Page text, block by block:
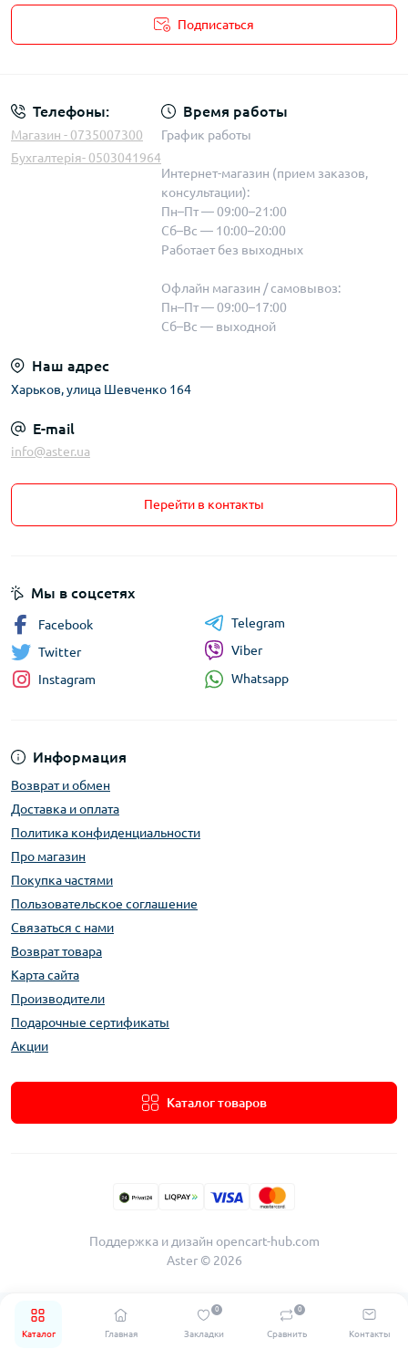
Каталог Главная Закладки
0
Сравнить
0
Контакты
Подписаться
Телефоны:
Магазин - 0735007300
Бухгалтерія- 0503041964
Время работы
График работы
Интернет-магазин (прием заказов,
консультации):
Пн–Пт — 09:00–21:00
Сб–Вс — 10:00–20:00
Работает без выходных
Офлайн магазин / самовывоз:
Пн–Пт — 09:00–17:00
Сб–Вс — выходной
Наш адрес
Харьков, улица Шевченко 164
E-mail
info@aster.ua
Перейти в контакты
Информация
Возврат и обмен
Доставка и оплата
Политика конфиденциальности
Про магазин
Покупка частями
Пользовательское соглашение
Связаться с нами
Возврат товара
Карта сайта
Производители
Подарочные сертификаты
Акции
Каталог товаров
Мы в соцсетях
Facebook
Twitter
Instagram
Telegram
Viber
Whatsapp
Поддержка и дизайн opencart-hub.com
Aster © 2026